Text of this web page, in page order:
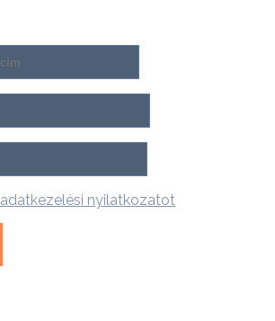
adatkezelési nyilatkozatot